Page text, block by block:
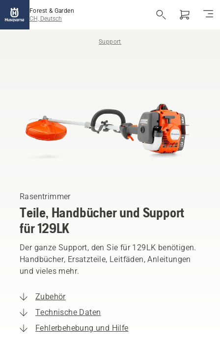
Forest & Garden
CH, Deutsch
Support
Rasentrimmer
Teile, Handbücher und Support
für 129LK
Der ganze Support, den Sie für 129LK benötigen.
Handbücher, Ersatzteile, Leitfäden, Anleitungen
und vieles mehr.
Zubehör
Technische Daten
Fehlerbehebung und Hilfe